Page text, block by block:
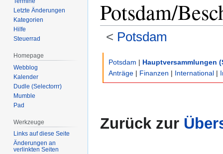
Potsdam/
< Potsdam
springen
springen
Potsdam | Hauptversammlungen
Anträge | Finanzen | International |
Zurück zur
Letzte Änderungen
Kategorien
Hilfe
Steuerrad
Homepage
Webblog
Kalender
Dudle (Selectorrr)
Mumble
Pad
Werkzeuge
Links auf diese Seite
Änderungen an
verlinkten Seiten